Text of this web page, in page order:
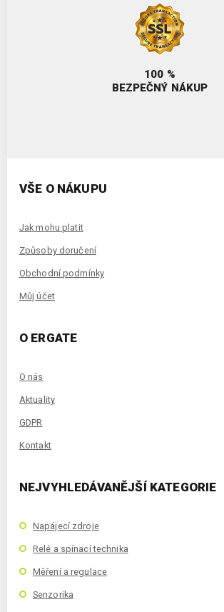
100 %
BEZPEČNÝ NÁKUP
VŠE O NÁKUPU
Jak mohu platit
Způsoby doručení
Obchodní podmínky
Můj účet
O ERGATE
O nás
Aktuality
GDPR
Kontakt
NEJVYHLEDÁVANĚJŠÍ KATEGORIE
Napájecí zdroje
Relé a spínací technika
Měření a regulace
Senzorika